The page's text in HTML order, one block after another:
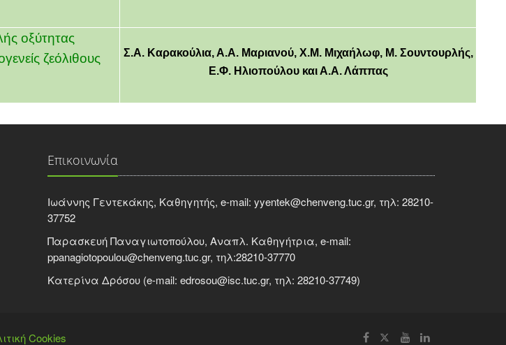
οξύτητας
ζεόλιθους
Σ.Α. Καρακούλια, Α.Α. Μαριανού, Χ.Μ. Μιχαήλωφ, Μ. Σουντουρλής,
Ε.Φ. Ηλιοπούλου και Α.Α. Λάππας
Επικοινωνία
Ιωάννης Γεντεκάκης, Καθηγητής, e-mail: yyentek@chenveng.tuc.gr, τηλ: 28210-
37752
Παρασκευή Παναγιωτοπούλου, Αναπλ. Καθηγήτρια, e-mail:
ppanagiotopoulou@chenveng.tuc.gr, τηλ:28210-37770
Κατερίνα Δρόσου (e-mail: edrosou@isc.tuc.gr, τηλ: 28210-37749)
Cookies